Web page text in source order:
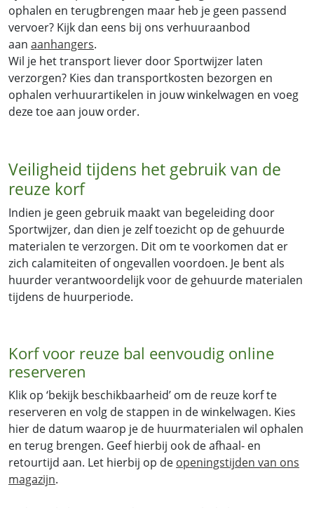
ophalen en terugbrengen maar heb je geen passend
vervoer? Kijk dan eens bij ons verhuuraanbod
aan aanhangers.
Wil je het transport liever door Sportwijzer laten
verzorgen? Kies dan transportkosten bezorgen en
ophalen verhuurartikelen in jouw winkelwagen en voeg
deze toe aan jouw order.
Veiligheid tijdens het gebruik van de
reuze korf
Indien je geen gebruik maakt van begeleiding door
Sportwijzer, dan dien je zelf toezicht op de gehuurde
materialen te verzorgen. Dit om te voorkomen dat er
zich calamiteiten of ongevallen voordoen. Je bent als
huurder verantwoordelijk voor de gehuurde materialen
tijdens de huurperiode.
Korf voor reuze bal eenvoudig online
reserveren
Klik op ‘bekijk beschikbaarheid’ om de reuze korf te
reserveren en volg de stappen in de winkelwagen. Kies
hier de datum waarop je de huurmaterialen wil ophalen
en terug brengen. Geef hierbij ook de afhaal- en
retourtijd aan. Let hierbij op de openingstijden van ons
magazijn.